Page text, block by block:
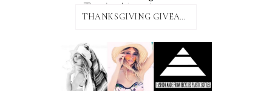
THANKSGIVING GIVEAWAY!